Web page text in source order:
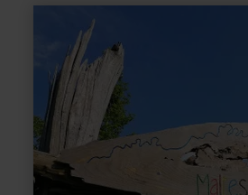
Inklusionsgarten
Müsch